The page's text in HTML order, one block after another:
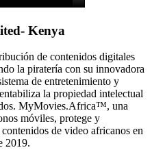
Kenya
de contenidos digitales
la piratería con su innovadora
de entretenimiento y
la propiedad intelectual
MyMovies.Africa™, una
móviles, protege y
de video africanos en
2019.